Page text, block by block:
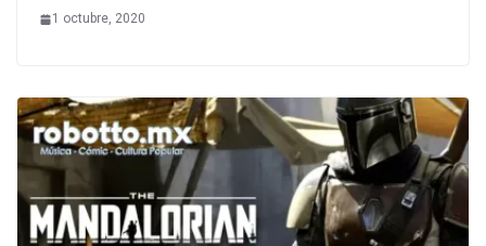
1 octubre, 2020